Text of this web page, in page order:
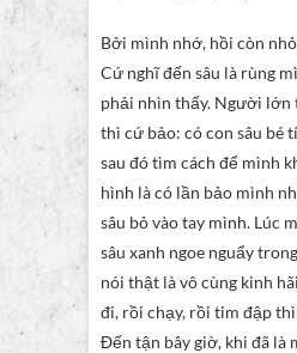
Bởi mình nhớ, hồi còn
Cứ nghĩ đến sâu là rùng
phải nhìn thấy. Người lớn
thì cứ bảo: có con sâu bé
sau đó tìm cách để mình
hình là có lần bảo mình
sâu bỏ vào tay mình. Lúc
sâu xanh ngoe nguẩy
nói thật là vô cùng kinh
đi, rồi chạy, rồi tim đập
Đến tận bây giờ, khi đã là